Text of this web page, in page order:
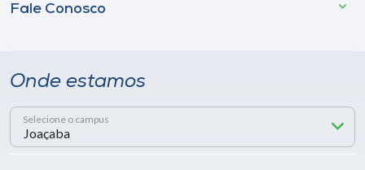
Fale Conosco
Onde estamos
Selecione o campus